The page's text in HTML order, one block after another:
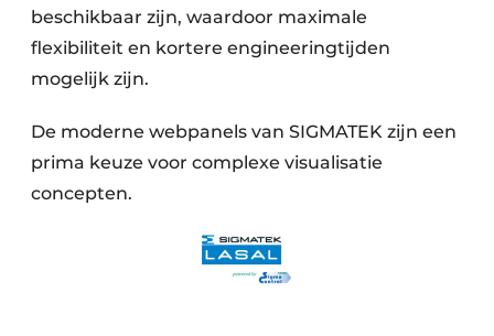
beschikbaar zijn, waardoor maximale
flexibiliteit en kortere engineeringtijden
mogelijk zijn.
De moderne webpanels van SIGMATEK zijn een
prima keuze voor complexe visualisatie
concepten.